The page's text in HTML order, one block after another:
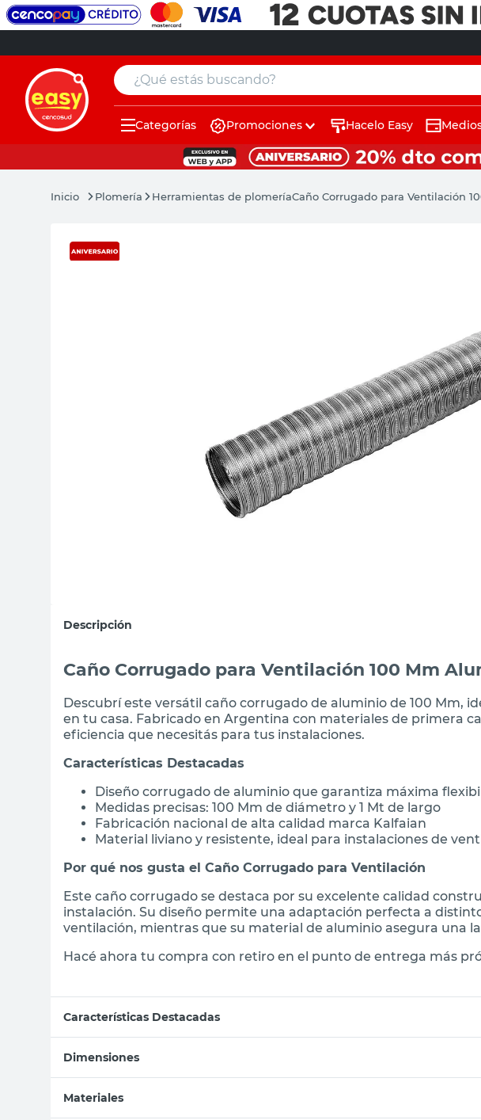
¿Qué estás buscando?
Categorías Promociones Hacelo Easy
Plomería Herramientas de plomeríaCaño Corrugado para Ventilación
Descripción
Caño Corrugado para Ventilación 100 Mm
Descubrí este versátil caño corrugado de aluminio de 100 Mm,
en tu casa. Fabricado en Argentina con materiales de primera
eficiencia que necesitás para tus instalaciones.
Características Destacadas
Diseño corrugado de aluminio que garantiza máxima
Medidas precisas: 100 Mm de diámetro y 1 Mt de largo
Fabricación nacional de alta calidad marca Kalfaian
Material liviano y resistente, ideal para instalaciones de
Por qué nos gusta el Caño Corrugado para Ventilación
Este caño corrugado se destaca por su excelente calidad
instalación. Su diseño permite una adaptación perfecta a
ventilación, mientras que su material de aluminio asegura una
Hacé ahora tu compra con retiro en el punto de entrega más
Características Destacadas
Dimensiones
Materiales
muebles